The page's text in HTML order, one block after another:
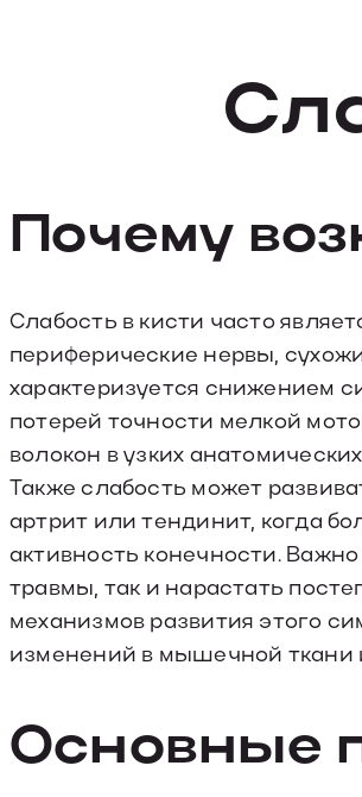
Почему
Слабость в кисти часто
периферические нервы,
характеризуется снижением
потерей точности мелкой
волокон в узких
Также слабость может
артрит или тендинит, когда
активность конечности.
травмы, так и нарастать
механизмов развития этого
изменений в мышечной ткани
Основные